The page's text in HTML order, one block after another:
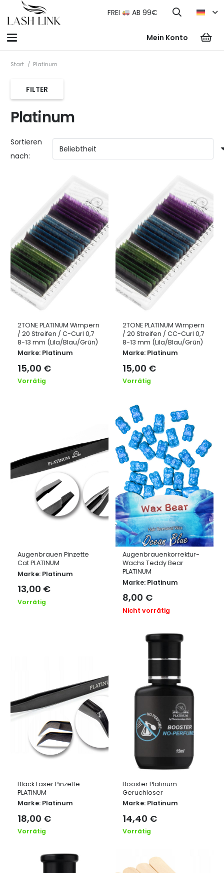
FREI AB 99€
Mein Konto
Start / Platinum
Platinum
Sortieren
nach:
2TONE PLATINUM Wimpern
/ 20 Streifen / C-Curl 0,7
8-13 mm (Lila/Blau/Grün)
Marke: Platinum
15,00 €
Vorrätig
2TONE PLATINUM Wimpern
/ 20 Streifen / CC-Curl 0,7
8-13 mm (Lila/Blau/Grün)
Marke: Platinum
15,00 €
Vorrätig
Augenbrauen Pinzette
Cat PLATINUM
Marke: Platinum
13,00 €
Vorrätig
Augenbrauenkorrektur-
Wachs Teddy Bear
PLATINUM
Marke: Platinum
8,00 €
Nicht vorrätig
Black Laser Pinzette
PLATINUM
Marke: Platinum
18,00 €
Vorrätig
Booster Platinum
Geruchloser
Marke: Platinum
14,40 €
Vorrätig
FILTER